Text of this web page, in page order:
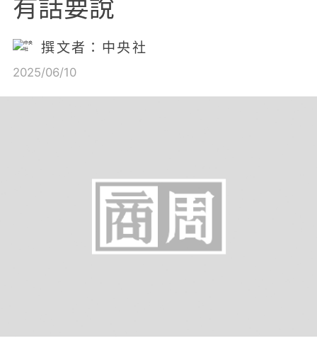
有話要說
撰文者：中央社
2025/06/10